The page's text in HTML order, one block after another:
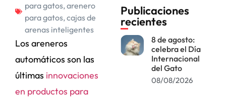
para gatos,arenero
para gatos,cajas de
arenas inteligentes
Los areneros
automáticos son las
últimas innovaciones
en productos para
Publicaciones
recientes
8 de agosto:
celebra el Día
Internacional
del Gato
08/08/2026